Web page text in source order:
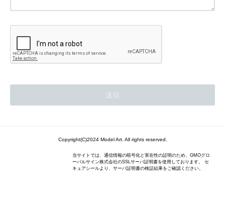
Copyright(C)2024 Model Art. All rights reserved.
当サイトでは、通信情報の暗号化と実在性の証明のため、GMOグロ
ーバルサイン株式会社のSSLサーバ証明書を使用しております。 セ
キュアシールより、サーバ証明書の検証結果をご確認ください。